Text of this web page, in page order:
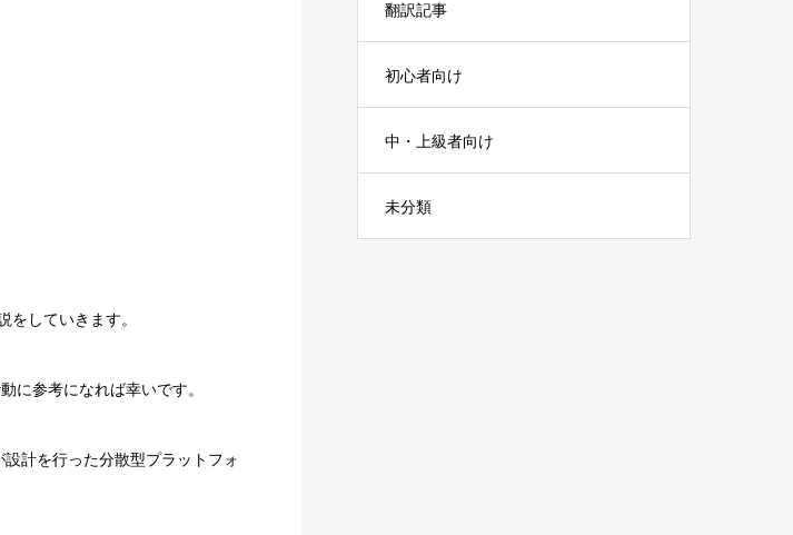
していきます。
に参考になれば幸いです。
計を行った分散型プラットフォ
翻訳記事
初心者向け
中・上級者向け
未分類